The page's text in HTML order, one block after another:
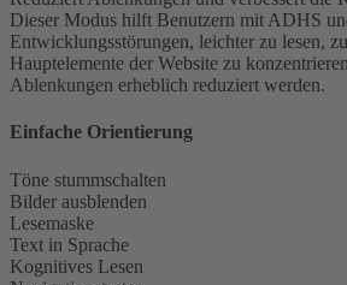
Dieser Modus hilft Benutzern mit ADHS
Entwicklungsstörungen, leichter zu lesen,
Hauptelemente der Website zu
Ablenkungen erheblich reduziert werden.
Einfache Orientierung
Töne stummschalten
Bilder ausblenden
Lesemaske
Text in Sprache
Kognitives Lesen